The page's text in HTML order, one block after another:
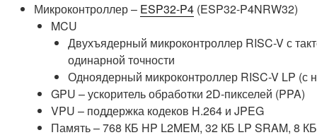
Микроконтроллер – ESP32-P4 (ESP32-P4NRW32)
MCU
Двухъядерный микроконтроллер RISC-V с
одинарной точности
Одноядерный микроконтроллер RISC-V LP (с
GPU – ускоритель обработки 2D-пикселей (PPA)
VPU – поддержка кодеков H.264 и JPEG
Память – 768 КБ HP L2MEM, 32 КБ LP SRAM, 8